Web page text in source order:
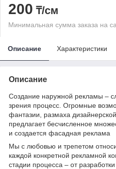
200 ₸/см
Минимальная сумма заказа на
Описание Характеристики
Описание
Создание наружной рекламы –
зрения процесс. Огромные
фантазии, размаха
предлагает бесчисленное
и создается фасадная реклама
Мы с любовью и трепетом
каждой конкретной рекламной
стадии процесса – от